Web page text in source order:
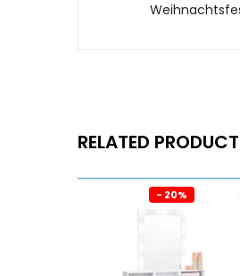
RELATED
- 20%